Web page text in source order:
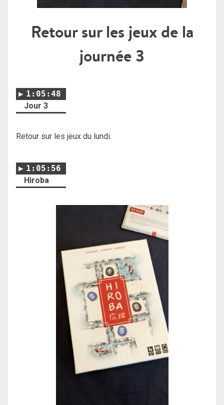
Retour sur les jeux de la
journée 3
1:05:48
Jour 3
Retour sur les jeux du lundi.
1:05:56
Hiroba